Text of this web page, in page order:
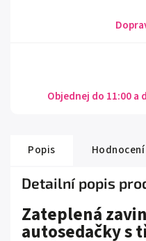
Objednej do 11:00 a
Popis Hodnocení
Detailní popis
Zateplená
autosedačky s